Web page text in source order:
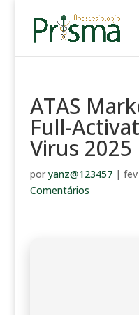
ATAS
Full-
Virus 2025
por yanz@123457|
Comentários